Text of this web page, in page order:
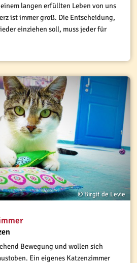
langen erfüllten Leben von uns
ist immer groß. Die Entscheidung,
einziehen soll, muss jeder für
© Birgit de Levie
Bewegung und wollen sich
Ein eigenes Katzenzimmer